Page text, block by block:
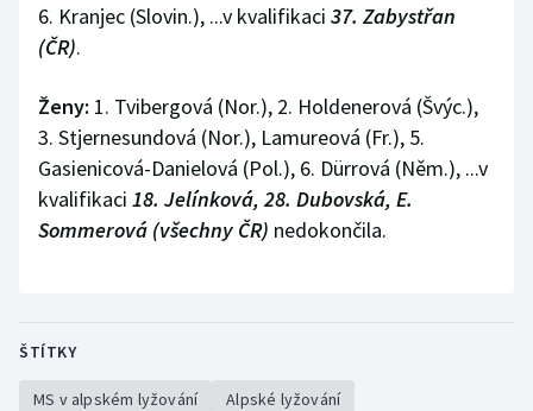
6. Kranjec (Slovin.), ...v kvalifikaci 37. Zabystřan
(ČR).
Ženy: 1. Tvibergová (Nor.), 2. Holdenerová (Švýc.),
3. Stjernesundová (Nor.), Lamureová (Fr.), 5.
Gasienicová-Danielová (Pol.), 6. Dürrová (Něm.), ...v
kvalifikaci 18. Jelínková, 28. Dubovská, E.
Sommerová (všechny ČR) nedokončila.
ŠTÍTKY
MS v alpském lyžování
Alpské lyžování